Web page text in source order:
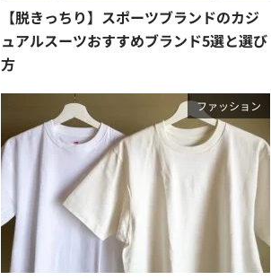
【脱きっちり】スポーツブランドのカジ
ュアルスーツおすすめブランド5選と選び
方
ファッション